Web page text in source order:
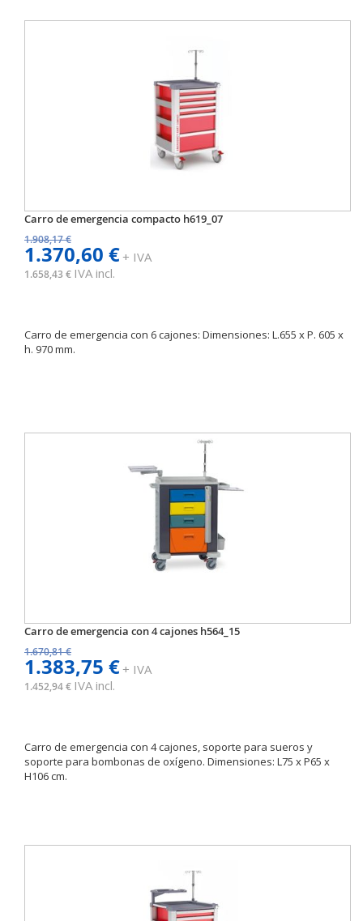
Carro de emergencia compacto h619_07
1.908,17 €
1.370,60 €+ IVA
1.658,43 € IVA incl.
Carro de emergencia con 6 cajones: Dimensiones: L.655 x P. 605 x
h. 970 mm.
Carro de emergencia con 4 cajones h564_15
1.670,81 €
1.383,75 €+ IVA
1.452,94 € IVA incl.
Carro de emergencia con 4 cajones, soporte para sueros y
soporte para bombonas de oxígeno. Dimensiones: L75 x P65 x
H106 cm.